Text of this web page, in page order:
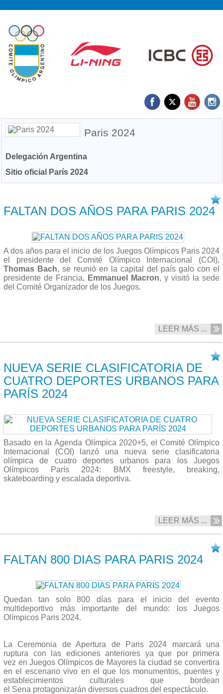
Paris 2024
Delegación Argentina
Sitio oficial París 2024
FALTAN DOS AÑOS PARA PARIS 2024
A dos años para el inicio de los Juegos Olímpicos Paris 2024
el presidente del Comité Olímpico Internacional (COI),
Thomas Bach, se reunió en la capital del país galo con el
presidente de Francia, Emmanuel Macron, y visitó la sede
del Comité Organizador de los Juegos.
LEER MÁS ...
NUEVA SERIE CLASIFICATORIA DE
CUATRO DEPORTES URBANOS PARA
PARÍS 2024
Basado en la Agenda Olímpica 2020+5, el Comité Olímpico
Internacional (COI) lanzó una nueva serie clasificatoria
olímpica de cuatro deportes urbanos para los Juegos
Olímpicos París 2024: BMX freestyle, breaking,
skateboarding y escalada deportiva.
LEER MÁS ...
FALTAN 800 DIAS PARA PARIS 2024
Quedan tan solo 800 días para el inicio del evento
multideportivo más importante del mundo: los Juegos
Olímpicos Paris 2024.
La Ceremonia de Apertura de Paris 2024 marcará una
ruptura con las ediciones anteriores ya que por primera
vez en Juegos Olímpicos de Mayores la ciudad se convertira
en el escenario vivo en el que los monumentos, puentes y
establecimientos culturales que bordean
el Sena protagonizarán diversos cuadros del espectáculo.